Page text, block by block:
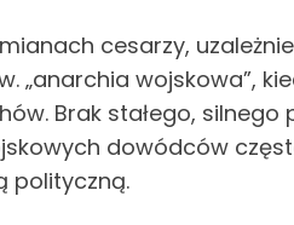
cesarzy,
„anarchia wojskowa”,
Brak stałego, silnego
dowódców
polityczną.